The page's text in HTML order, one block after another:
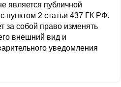
является публичной
пунктом 2 статьи 437 ГК РФ.
за собой право изменять
внешний вид и
уведомления